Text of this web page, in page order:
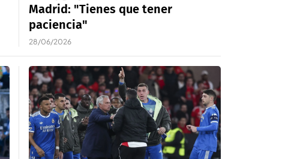
Madrid: "Tienes que tener
paciencia"
28/06/2026